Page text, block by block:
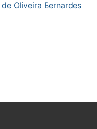
Oliveira Bernardes